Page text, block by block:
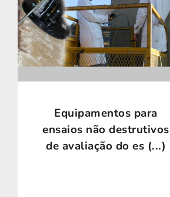
Equipamentos para
ensaios não destrutivos
de avaliação do es (...)